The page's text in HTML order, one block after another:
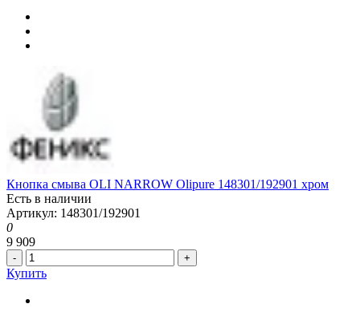
Кнопка смыва OLI NARROW Olipure 148301/192901 хром
Есть в наличии
Артикул: 148301/192901
0
9 909
- +
Купить